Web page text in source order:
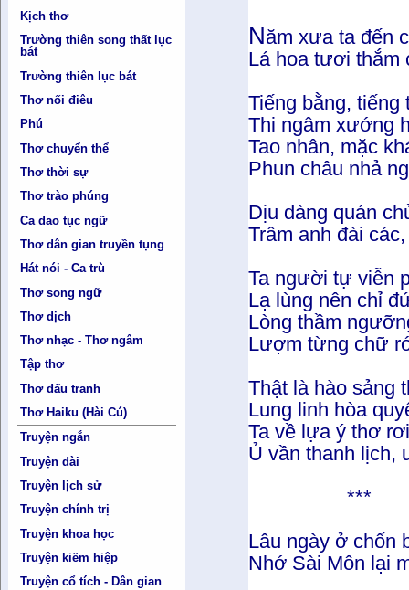
Kịch thơ
Trường thiên song thất lục
bát
Trường thiên lục bát
Thơ nối điêu
Phú
Thơ chuyển thể
Thơ thời sự
Thơ trào phúng
Ca dao tục ngữ
Thơ dân gian truyền tụng
Hát nói - Ca trù
Thơ song ngữ
Thơ dịch
Thơ nhạc - Thơ ngâm
Tập thơ
Thơ đấu tranh
Thơ Haiku (Hài Cú)
Truyện ngắn
Truyện dài
Truyện lịch sử
Truyện chính trị
Truyện khoa học
Truyện kiếm hiệp
Truyện cổ tích - Dân gian
Năm xưa ta đến
Lá hoa tươi thắm
Tiếng bằng, tiếng
Thi ngâm xướng
Tao nhân, mặc
Phun châu nhả
Dịu dàng quán
Trâm anh đài
Ta người tự viễn
Lạ lùng nên chỉ
Lòng thầm
Lượm từng chữ
Thật là hào sảng
Lung linh hòa
Ta về lựa ý thơ rơi
Ủ vần thanh lịch,
***
Lâu ngày ở chốn
Nhớ Sài Môn lại